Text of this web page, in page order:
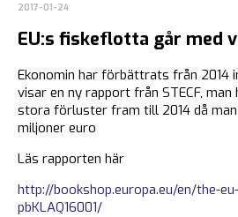
2017-01-24
EU:s fiskeflotta går med
Ekonomin har förbättrats från 2014
visar en ny rapport från STECF,
stora förluster fram till 2014 då
miljoner euro
Läs rapporten här
http://bookshop.europa.eu/en/the-
pbKLAQ16001/